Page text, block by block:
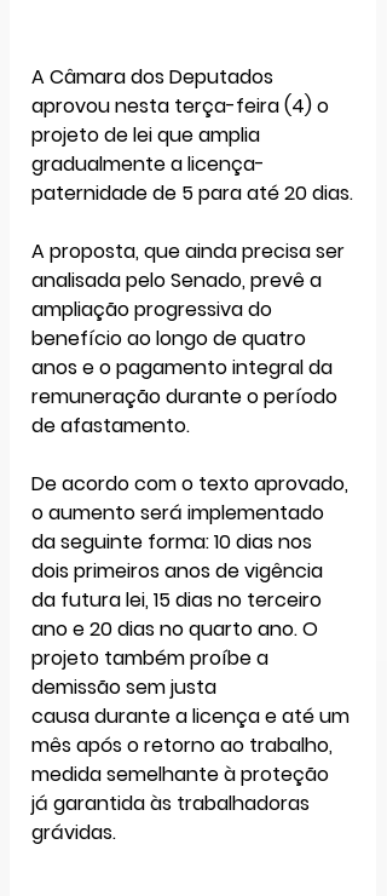
A Câmara dos Deputados
aprovou nesta terça-feira (4) o
projeto de lei que amplia
gradualmente a licença-
paternidade de 5 para até 20 dias.
A proposta, que ainda precisa ser
analisada pelo Senado, prevê a
ampliação progressiva do
benefício ao longo de quatro
anos e o pagamento integral da
remuneração durante o período
de afastamento.
De acordo com o texto aprovado,
o aumento será implementado
da seguinte forma: 10 dias nos
dois primeiros anos de vigência
da futura lei, 15 dias no terceiro
ano e 20 dias no quarto ano. O
projeto também proíbe a
demissão sem justa
causa durante a licença e até um
mês após o retorno ao trabalho,
medida semelhante à proteção
já garantida às trabalhadoras
grávidas.